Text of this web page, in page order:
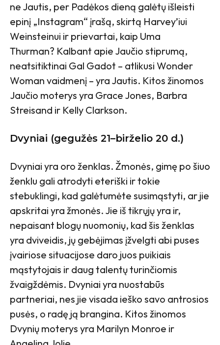
ne Jautis, per Padėkos dieną galėtų išleisti
epinį „Instagram“ įrašą, skirtą Harvey’iui
Weinsteinui ir prievartai, kaip Uma
Thurman? Kalbant apie Jaučio stiprumą,
neatsitiktinai Gal Gadot – atlikusi Wonder
Woman vaidmenį – yra Jautis. Kitos žinomos
Jaučio moterys yra Grace Jones, Barbra
Streisand ir Kelly Clarkson.
Dvyniai (gegužės 21–birželio 20 d.)
Dvyniai yra oro ženklas. Žmonės, gimę po šiuo
ženklu gali atrodyti eteriški ir tokie
stebuklingi, kad galėtumėte susimąstyti, ar jie
apskritai yra žmonės. Jie iš tikrųjų yra ir,
nepaisant blogų nuomonių, kad šis ženklas
yra dviveidis, jų gebėjimas įžvelgti abi puses
įvairiose situacijose daro juos puikiais
mąstytojais ir daug talentų turinčiomis
žvaigždėmis. Dvyniai yra nuostabūs
partneriai, nes jie visada ieško savo antrosios
pusės, o radę ją brangina. Kitos žinomos
Dvynių moterys yra Marilyn Monroe ir